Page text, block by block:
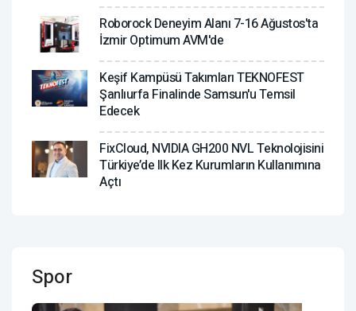
Roborock Deneyim Alanı 7-16 Ağustos'ta
İzmir Optimum AVM'de
Keşif Kampüsü Takımları TEKNOFEST
Şanlıurfa Finalinde Samsun'u Temsil
Edecek
FixCloud, NVIDIA GH200 NVL Teknolojisini
Türkiye’de Ilk Kez Kurumların Kullanımına
Açtı
Spor